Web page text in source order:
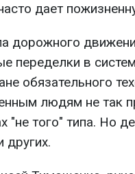
дает
дорожного
переделки в
обязательного
людям не так
"не того" типа. Но
других.